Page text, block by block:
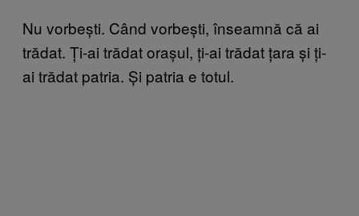
Nu vorbești. Când vorbești, înseamnă că ai
trădat. Ți-ai trădat orașul, ți-ai trădat țara și ți-
ai trădat patria. Și patria e totul.